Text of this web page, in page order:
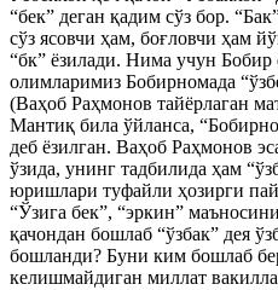
“бек” деган қадим сўз бор.
сўз ясовчи ҳам, боғловчи ҳам
“бк” ёзилади. Нима учун Бобир
олимларимиз Бобирномада
(Ваҳоб Раҳмонов тайёрлаган
Мантиқ била ўйланса,
деб ёзилган. Ваҳоб Раҳмонов
ўзида, унинг тадбилида ҳам
юришлари туфайли ҳозирги
“Ўзига бек”, “эркин”
қачондан бошлаб “ўзбак” дея
бошланди? Буни ким бошлаб
келишмайдиган миллат